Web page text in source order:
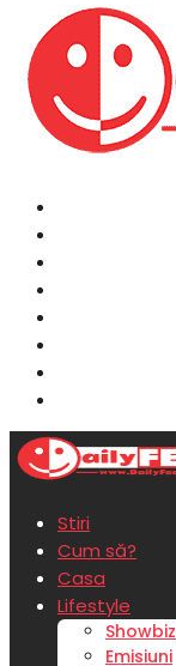
Stiri
Cum să?
Casa
Lifestyle
Showbiz
Emisiuni